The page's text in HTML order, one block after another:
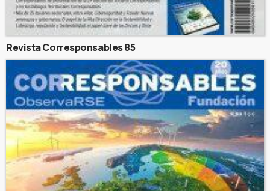
Revista Corresponsables 85